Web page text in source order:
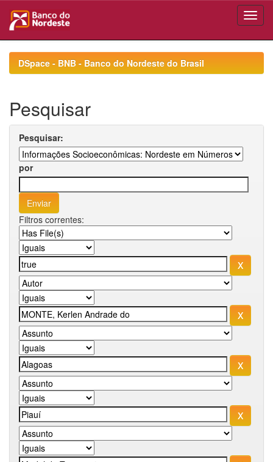
navigationDSpace - BNB - Banco do Nordeste do Brasil
Pesquisar
Pesquisar:
por
Filtros correntes: